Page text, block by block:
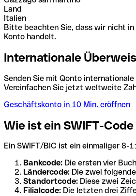
Land
Italien
Bitte beachten Sie, dass wir nicht
Konto handelt.
Internationale
Senden Sie mit Qonto
Vereinfachen Sie jetzt weltweite
Geschäftskonto in 10 Min. eröffnen
Wie ist ein SWIFT-
Ein SWIFT/BIC ist ein einmaliger 8-
Bankcode: Die ersten vier
Ländercode: Die zwei
Standortcode: Diese zwei
Filialcode: Die letzten drei